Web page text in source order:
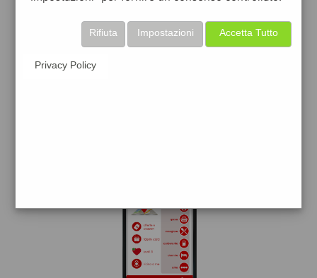
Accetta Tutto
Impostazioni
Rifiuta
Privacy Policy